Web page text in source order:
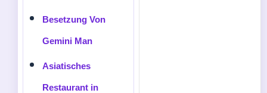
Besetzung Von
Gemini Man
Asiatisches
Restaurant in